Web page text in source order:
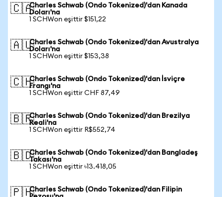
🇨🇦Charles Schwab (Ondo Tokenized)'dan Kanada
Doları'na
1 SCHWon eşittir $151,22
🇦🇺Charles Schwab (Ondo Tokenized)'dan Avustralya
Doları'na
1 SCHWon eşittir $153,38
🇨🇭Charles Schwab (Ondo Tokenized)'dan İsviçre
Frangı'na
1 SCHWon eşittir CHF 87,49
🇧🇷Charles Schwab (Ondo Tokenized)'dan Brezilya
Reali'na
1 SCHWon eşittir R$552,74
🇧🇩Charles Schwab (Ondo Tokenized)'dan Bangladeş
Takası'na
1 SCHWon eşittir ৳13.418,05
🇵🇭Charles Schwab (Ondo Tokenized)'dan Filipin